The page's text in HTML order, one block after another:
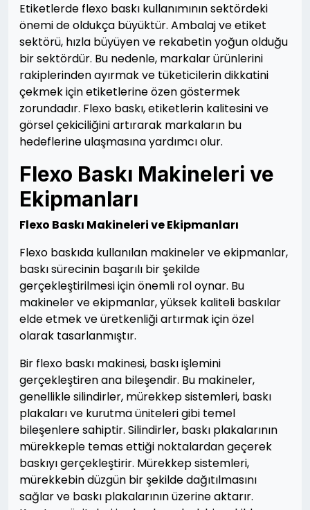
Etiketlerde flexo baskı kullanımının sektördeki
önemi de oldukça büyüktür. Ambalaj ve etiket
sektörü, hızla büyüyen ve rekabetin yoğun olduğu
bir sektördür. Bu nedenle, markalar ürünlerini
rakiplerinden ayırmak ve tüketicilerin dikkatini
çekmek için etiketlerine özen göstermek
zorundadır. Flexo baskı, etiketlerin kalitesini ve
görsel çekiciliğini artırarak markaların bu
hedeflerine ulaşmasına yardımcı olur.
Flexo Baskı Makineleri ve
Ekipmanları
Flexo Baskı Makineleri ve Ekipmanları
Flexo baskıda kullanılan makineler ve ekipmanlar,
baskı sürecinin başarılı bir şekilde
gerçekleştirilmesi için önemli rol oynar. Bu
makineler ve ekipmanlar, yüksek kaliteli baskılar
elde etmek ve üretkenliği artırmak için özel
olarak tasarlanmıştır.
Bir flexo baskı makinesi, baskı işlemini
gerçekleştiren ana bileşendir. Bu makineler,
genellikle silindirler, mürekkep sistemleri, baskı
plakaları ve kurutma üniteleri gibi temel
bileşenlere sahiptir. Silindirler, baskı plakalarının
mürekkeple temas ettiği noktalardan geçerek
baskıyı gerçekleştirir. Mürekkep sistemleri,
mürekkebin düzgün bir şekilde dağıtılmasını
sağlar ve baskı plakalarının üzerine aktarır.